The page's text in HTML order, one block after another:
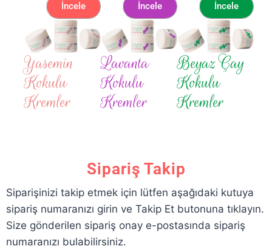
İncele
Yasemin
Kokulu
Kremler
Lavanta
Kokulu
Kremler
İncele
Beyaz Çay
Kokulu
Kremler
İncele
Sipariş Takip
Siparişinizi takip etmek için lütfen aşağıdaki kutuya
sipariş numaranızı girin ve Takip Et butonuna tıklayın.
Size gönderilen sipariş onay e-postasında sipariş
numaranızı bulabilirsiniz.